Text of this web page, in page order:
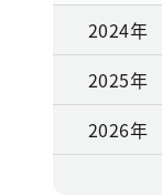
2024年
2025年
2026年